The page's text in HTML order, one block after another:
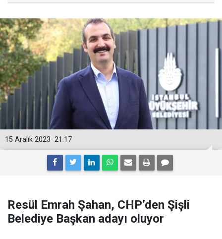
21:17
15 Aralık 2023
Resül Emrah Şahan, CHP’den Şişli
Belediye Başkan adayı oluyor